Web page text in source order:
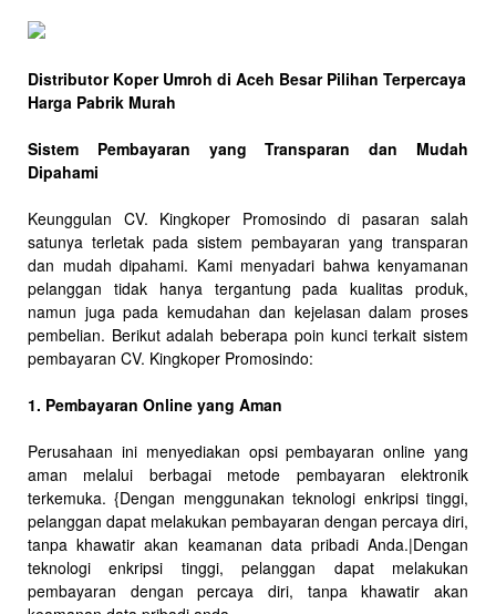
Distributor Koper Umroh di Aceh Besar Pilihan Terpercaya
Harga Pabrik Murah
Sistem Pembayaran yang Transparan dan Mudah
Dipahami
Keunggulan CV. Kingkoper Promosindo di pasaran salah
satunya terletak pada sistem pembayaran yang transparan
dan mudah dipahami. Kami menyadari bahwa kenyamanan
pelanggan tidak hanya tergantung pada kualitas produk,
namun juga pada kemudahan dan kejelasan dalam proses
pembelian. Berikut adalah beberapa poin kunci terkait sistem
pembayaran CV. Kingkoper Promosindo:
1. Pembayaran Online yang Aman
Perusahaan ini menyediakan opsi pembayaran online yang
aman melalui berbagai metode pembayaran elektronik
terkemuka. {Dengan menggunakan teknologi enkripsi tinggi,
pelanggan dapat melakukan pembayaran dengan percaya diri,
tanpa khawatir akan keamanan data pribadi Anda.|Dengan
teknologi enkripsi tinggi, pelanggan dapat melakukan
pembayaran dengan percaya diri, tanpa khawatir akan